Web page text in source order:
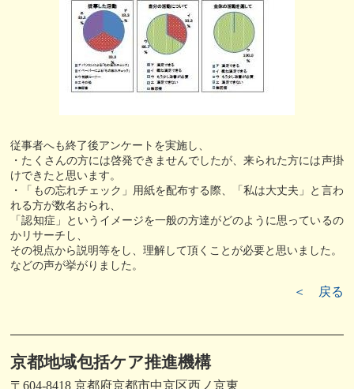
従事者へも終了後アンケートを実施し、
・たくさんの方には啓発できませんでしたが、来られた方には声掛
けできたと思います。
・「もの忘れチェック」用紙を配布する際、「私は大丈夫」と言わ
れる方が数名おられ、
「認知症」というイメージを一般の方達がどのように思っているの
かリサーチし、
その視点から説明等をし、理解して頂くことが必要と思いました。
などの声が挙がりました。
＜ 戻る
京都地域包括ケア推進機構
〒604-8418 京都府京都市中京区西ノ京東